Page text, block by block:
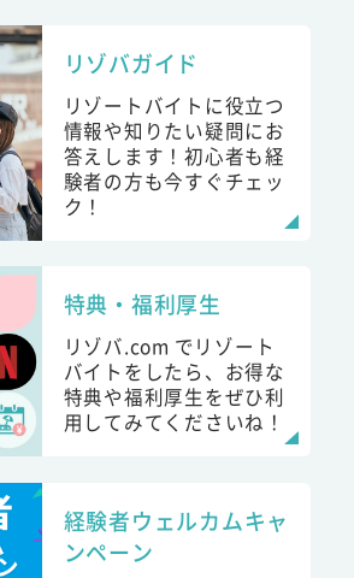
リゾバガイド
リゾートバイトに役立つ
情報や知りたい疑問にお
答えします！初心者も経
験者の方も今すぐチェッ
ク！
特典・福利厚生
リゾバ.com でリゾート
バイトをしたら、お得な
特典や福利厚生をぜひ利
用してみてくださいね！
経験者ウェルカムキャ
ンペーン